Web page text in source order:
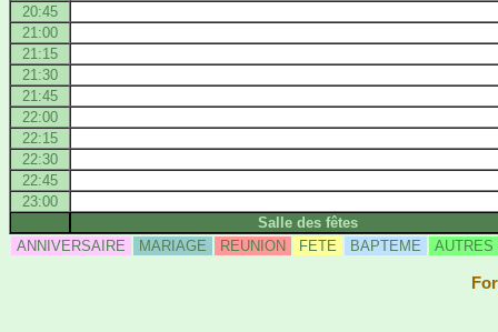
20:45
21:00
21:15
21:30
21:45
22:00
22:15
22:30
22:45
23:00
Salle des fêtes
ANNIVERSAIRE
MARIAGE REUNION FETE BAPTEME AUTRES